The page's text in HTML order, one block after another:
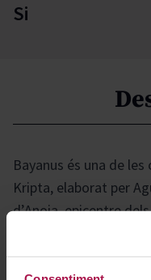
Si
Bayanus és una de
Kripta, elaborat per
d’Anoia, epicentre
Penedès. Aquest vi
per l’entorn, reflectint